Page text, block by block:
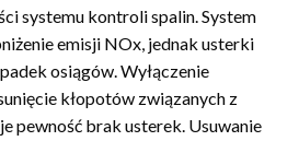
systemu kontroli spalin. System
emisji NOx, jednak usterki
osiągów. Wyłączenie
kłopotów związanych z
pewność brak usterek. Usuwanie